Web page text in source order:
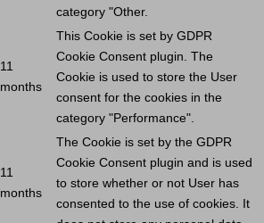
category "Other.
11
months
This Cookie is set by GDPR
Cookie Consent plugin. The
Cookie is used to store the User
consent for the cookies in the
category "Performance".
11
months
The Cookie is set by the GDPR
Cookie Consent plugin and is used
to store whether or not User has
consented to the use of cookies. It